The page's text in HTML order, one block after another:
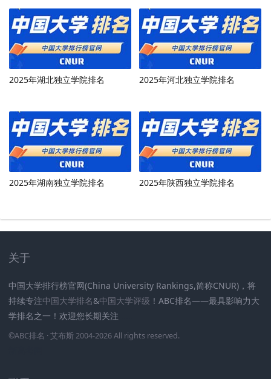
2025年湖北独立学院排名 2025年河北独立学院排名
2025年湖南独立学院排名 2025年陕西独立学院排名
关于
中国大学排行榜官网(China University Rankings,简称CNUR)，将
持续专注中国大学排名&中国大学评级 ！ABC排名——最具影响力大
学排名之一！欢迎您长期关注
©ABC排名 · 艾布斯 2004-2026 All rights reserved.